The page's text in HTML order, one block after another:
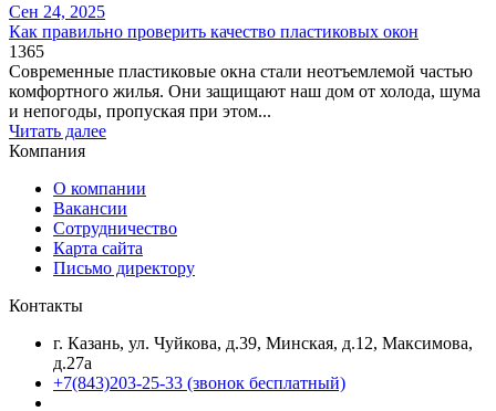
Сен 24, 2025
Как правильно проверить качество пластиковых окон
1365
Современные пластиковые окна стали неотъемлемой частью
комфортного жилья. Они защищают наш дом от холода, шума
и непогоды, пропуская при этом...
Читать далее
Компания
О компании
Вакансии
Сотрудничество
Карта сайта
Письмо директору
Контакты
г. Казань, ул. Чуйкова, д.39, Минская, д.12, Максимова,
д.27а
+7(843)203-25-33 (звонок бесплатный)